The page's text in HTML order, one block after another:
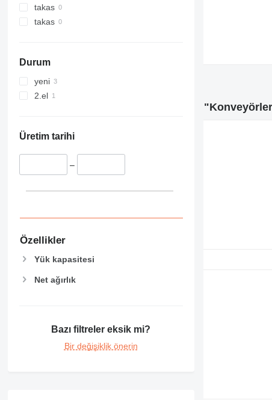
takas
takas
Durum
yeni
2.el
Üretim tarihi
–
Özellikler
Yük kapasitesi
Net ağırlık
Bazı filtreler eksik mi?
Bir değişiklik önerin